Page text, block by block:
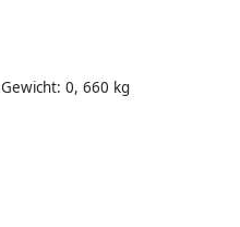
Gewicht: 0, 660 kg